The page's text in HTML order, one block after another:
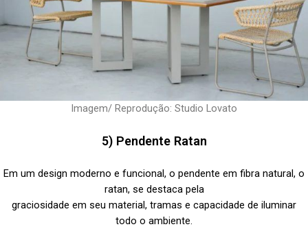
Imagem/ Reprodução: Studio Lovato
5) Pendente Ratan
Em um design moderno e funcional, o pendente em fibra natural, o
ratan, se destaca pela
graciosidade em seu material, tramas e capacidade de iluminar
todo o ambiente.